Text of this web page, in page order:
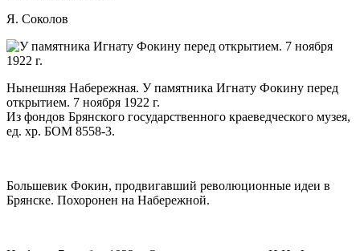
Я. Соколов
Нынешняя Набережная. У памятника Игнату Фокину перед
открытием. 7 ноября 1922 г.
Из фондов Брянского государственного краеведческого музея,
ед. хр. БОМ 8558-3.
Большевик Фокин, продвигавший революционные идеи в
Брянске. Похоронен на Набережной.